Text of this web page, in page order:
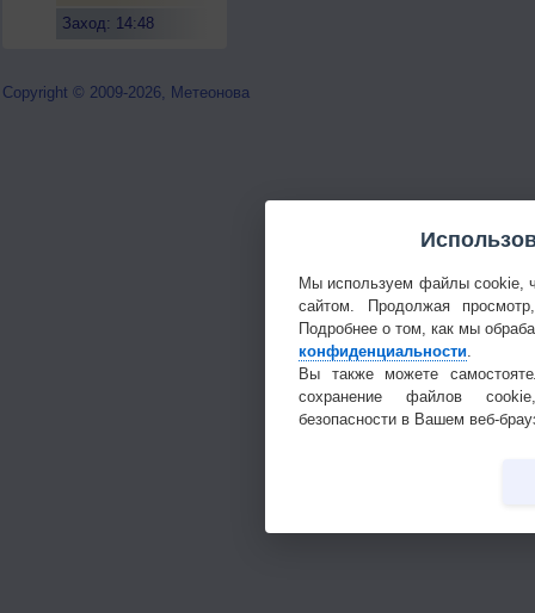
Заход: 14:48
Copyright © 2009-2026, Метеонова
Мы используем файлы cookie,
сайтом. Продолжая
Подробнее о том, как мы
конфиденциальности.
Вы также можете
сохранение файлов
безопасности в Вашем веб-